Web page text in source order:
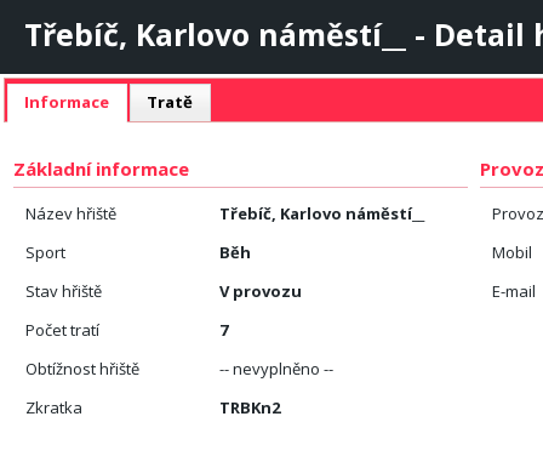
Třebíč, Karlovo náměstí__ - Detail
Informace Tratě
Základní informace
Název hřiště
Třebíč, Karlovo náměstí__
Sport
Běh
Stav hřiště
V provozu
Počet tratí
7
Obtížnost hřiště
-- nevyplněno --
Zkratka
TRBKn2
Mobil
E-mail